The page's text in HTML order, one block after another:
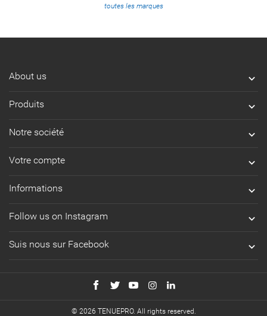
toutes les marques
About us 
Produits 
Notre société 
Votre compte 
Informations 
Follow us on Instagram 
Suis nous sur Facebook 
© 2026 TENUEPRO. All rights reserved.